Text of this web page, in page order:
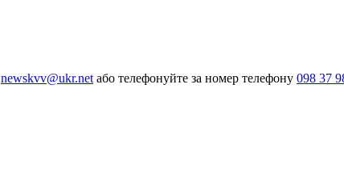
newskvv@ukr.netабо телефонуйте за номер телефону 098 37